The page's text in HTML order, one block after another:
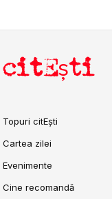
citEști
Topuri citEști
Cartea zilei
Evenimente
Cine recomandă